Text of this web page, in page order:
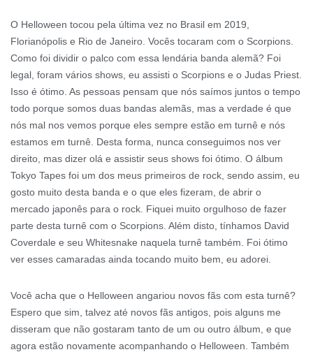
O Helloween tocou pela última vez no Brasil em 2019,
Florianópolis e Rio de Janeiro. Vocês tocaram com o Scorpions.
Como foi dividir o palco com essa lendária banda alemã? Foi
legal, foram vários shows, eu assisti o Scorpions e o Judas Priest.
Isso é ótimo. As pessoas pensam que nós saímos juntos o tempo
todo porque somos duas bandas alemãs, mas a verdade é que
nós mal nos vemos porque eles sempre estão em turnê e nós
estamos em turnê. Desta forma, nunca conseguimos nos ver
direito, mas dizer olá e assistir seus shows foi ótimo. O álbum
Tokyo Tapes foi um dos meus primeiros de rock, sendo assim, eu
gosto muito desta banda e o que eles fizeram, de abrir o
mercado japonês para o rock. Fiquei muito orgulhoso de fazer
parte desta turnê com o Scorpions. Além disto, tínhamos David
Coverdale e seu Whitesnake naquela turnê também. Foi ótimo
ver esses camaradas ainda tocando muito bem, eu adorei.
Você acha que o Helloween angariou novos fãs com esta turnê?
Espero que sim, talvez até novos fãs antigos, pois alguns me
disseram que não gostaram tanto de um ou outro álbum, e que
agora estão novamente acompanhando o Helloween. Também